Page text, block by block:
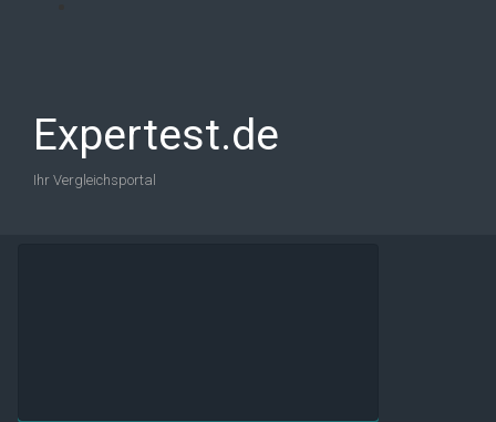
Expertest.de
Ihr Vergleichsportal